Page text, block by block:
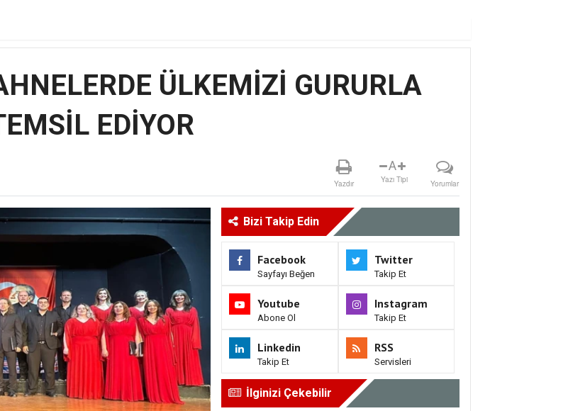
ÜLKEMİZİ GURURLA
EDİYOR
Yazdır
A
Yazı Tipi Yorumlar
Bizi Takip Edin
Facebook
Sayfayı Beğen
Twitter
Takip Et
Youtube
Abone Ol
Instagram
Takip Et
Linkedin
Takip Et
RSS
Servisleri
İlginizi Çekebilir